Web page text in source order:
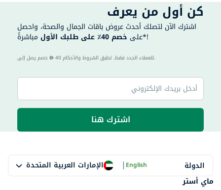
كن أول من يعرف
اشترك الآن لتصلك أحدث عروض باقات الجمال والصحة، واحصل
على خصم 40٪ على طلبك الأول مباشرةً*!
40 للعملاء الجدد فقط. تطبق الشروط والأحكام.
اشترك هنا
الدولة الإمارات العربية المتحدة |English
ماي أستر